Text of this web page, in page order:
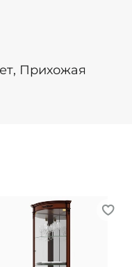
Прихожая